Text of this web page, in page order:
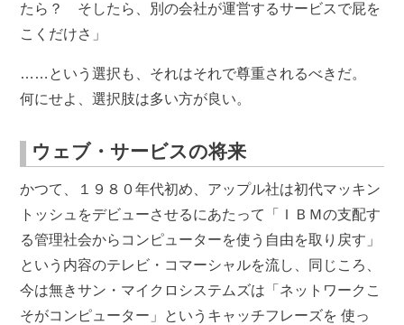
たら？ そしたら、別の会社が運営するサービスで屁を
こくだけさ」
……という選択も、それはそれで尊重されるべきだ。
何にせよ、選択肢は多い方が良い。
ウェブ・サービスの将来
かつて、１９８０年代初め、アップル社は初代マッキン
トッシュをデビューさせるにあたって「ＩＢＭの支配す
る管理社会からコンピューターを使う自由を取り戻す」
という内容のテレビ・コマーシャルを流し、同じころ、
今は無きサン・マイクロシステムズは「ネットワークこ
そがコンピューター」というキャッチフレーズを 使っ